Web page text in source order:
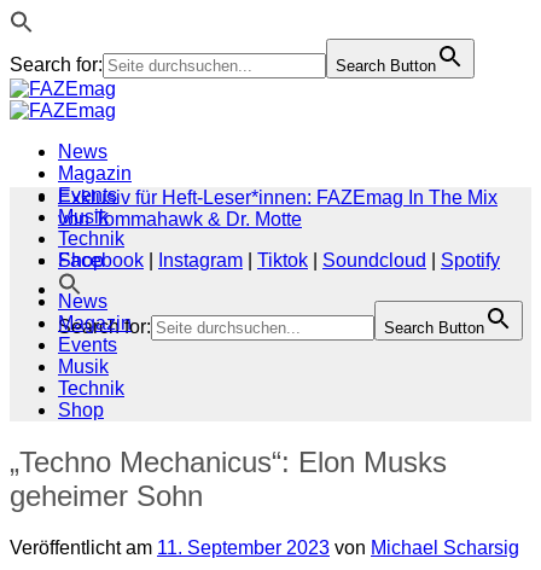
Search for: Search Button
Zum
Inhalt
News
Magazin
Events
Musik
Technik
Shop
Search for: Search Button
Exklusiv für Heft-Leser*innen: FAZEmag In The Mix
von Tommahawk & Dr. Motte
Facebook
Instagram Tiktok Soundcloud
Spotify
News
Magazin
Events
Musik
Technik
Shop
„Techno Mechanicus“: Elon Musks
geheimer Sohn
Veröffentlicht am 11. September 2023 von Michael Scharsig